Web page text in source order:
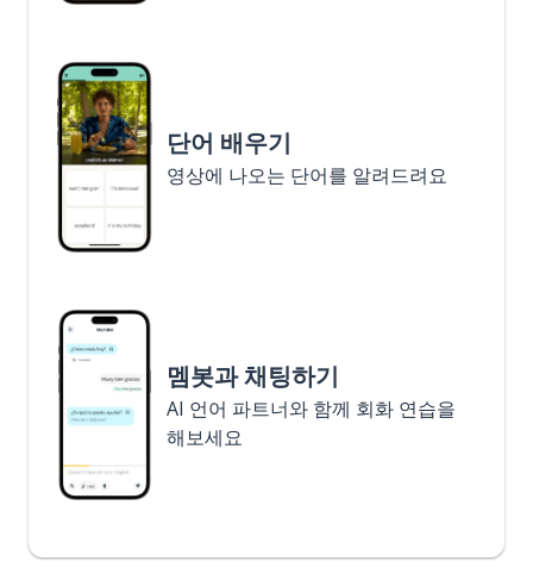
단어 배우기
영상에 나오는 단어를 알려드려요
멤봇과 채팅하기
AI 언어 파트너와 함께 회화 연습을
해보세요